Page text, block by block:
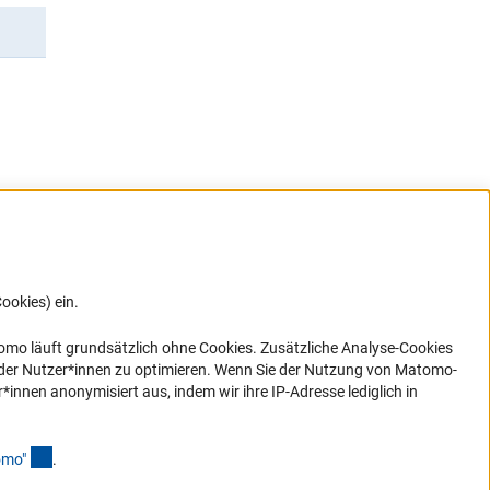
ein.
Link)
läuft grundsätzlich ohne Cookies. Zusätzliche Analyse-Cookies
Nutzer*innen zu optimieren. Wenn Sie der Nutzung von Matomo-
anonymisiert aus, indem wir ihre IP-Adresse lediglich in
" .